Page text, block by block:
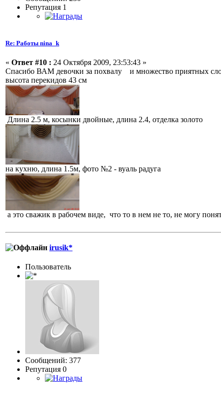
Репутация 1
Re: Работы nina_k
« Ответ #10 : 24 Октября 2009, 23:53:43 »
Спасибо ВАМ девочки за похвалу и множество приятных
высота перекидов 43 см
Длина 2.5 м, косынки двойные, длина 2.4, отделка золото
на кухню, длина 1.5м, фото №2 - вуаль радуга
а это сважик в рабочем виде, что то в нем не то, не могу
irusik*
Пользовaтeль
Сообщений: 377
Репутация 0